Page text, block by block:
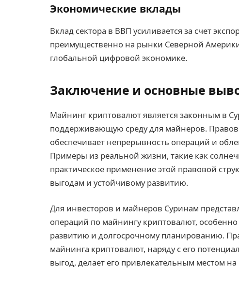
Экономические вклады
Вклад сектора в ВВП усиливается за счет
преимущественно на рынки Северной
глобальной цифровой экономике.
Заключение и основные
Майнинг криптовалют является законным в
поддерживающую среду для майнеров.
обеспечивает непрерывность операций и
Примеры из реальной жизни, такие как
практическое применение этой правовой
выгодам и устойчивому развитию.
Для инвесторов и майнеров Суринам
операций по майнингу криптовалют,
развитию и долгосрочному планированию.
майнинга криптовалют, наряду с его
выгод, делает его привлекательным местом